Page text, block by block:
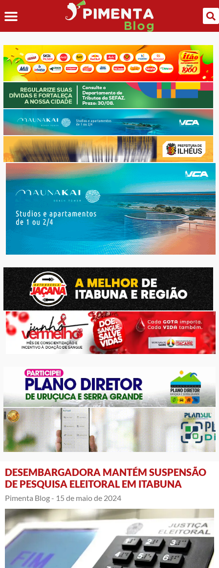
DESEMBARGADORA MANTÉM SUSPENSÃO
DE PESQUISA ELEITORAL EM ITABUNA
Pimenta Blog - 15 de maio de 2024